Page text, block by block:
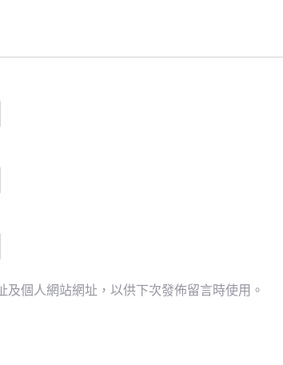
及個人網站網址，以供下次發佈留言時使用。